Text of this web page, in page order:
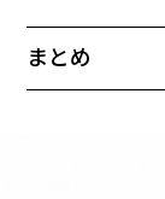
まとめ